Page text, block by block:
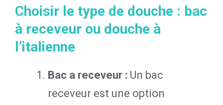
Choisir le type de douche : bac
à receveur ou douche à
l’italienne
Bac a receveur : Un bac
receveur est une option